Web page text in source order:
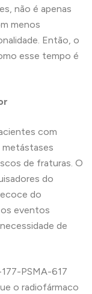
não é apenas
menos
Então, o
esse tempo é
com
metástases
de fraturas. O
do
do
eventos
de
PSMA-617
o radiofármaco